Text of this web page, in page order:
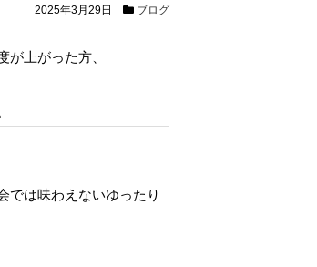
2025年3月29日 ブログ
上がった方、
では味わえないゆったり